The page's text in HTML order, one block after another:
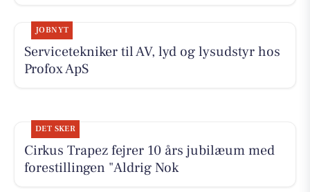
JOBNYT
Servicetekniker til AV, lyd og lysudstyr hos
Profox ApS
DET SKER
Cirkus Trapez fejrer 10 års jubilæum med
forestillingen "Aldrig Nok